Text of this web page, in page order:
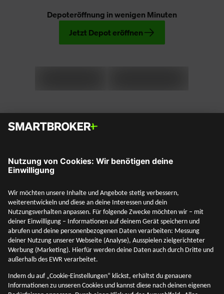
Depoteröffnung in wenigen Minuten
Jetzt Depot eröffnen
Mehr entdecken